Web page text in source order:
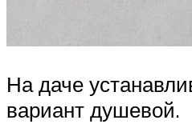
На даче
вариант душевой.